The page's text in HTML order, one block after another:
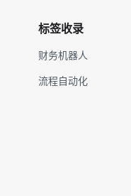
标签收录
财务机器人
流程自动化